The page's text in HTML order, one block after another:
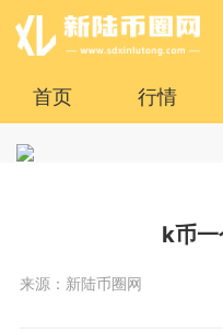
首页 行情
k币
来源：新陆币圈网